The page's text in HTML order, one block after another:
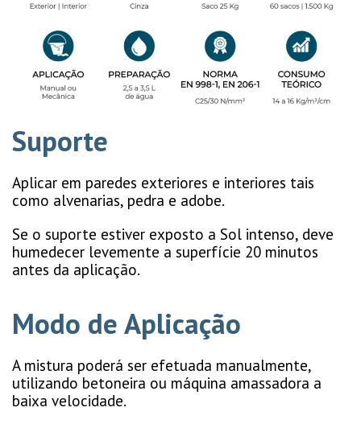
Suporte
Aplicar em paredes exteriores e interiores tais
como alvenarias, pedra e adobe.
Se o suporte estiver exposto a Sol intenso, deve
humedecer levemente a superfície 20 minutos
antes da aplicação.
Modo de Aplicação
A mistura poderá ser efetuada manualmente,
utilizando betoneira ou máquina amassadora a
baixa velocidade.